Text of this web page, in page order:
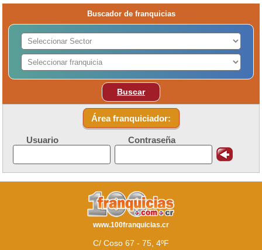
Buscador de franquicias
Buscar
Área franquiciador:
Usuario Contraseña
www.100franquicias.cr
C/ Coso 67 - 75, 4ºF